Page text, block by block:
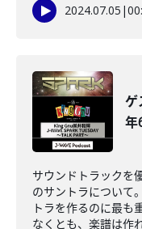
2024.07.05 |
ゲ
年
サウンドトラックを
のサントラについて
トラを作るのに最も
なくとも、楽譜は作